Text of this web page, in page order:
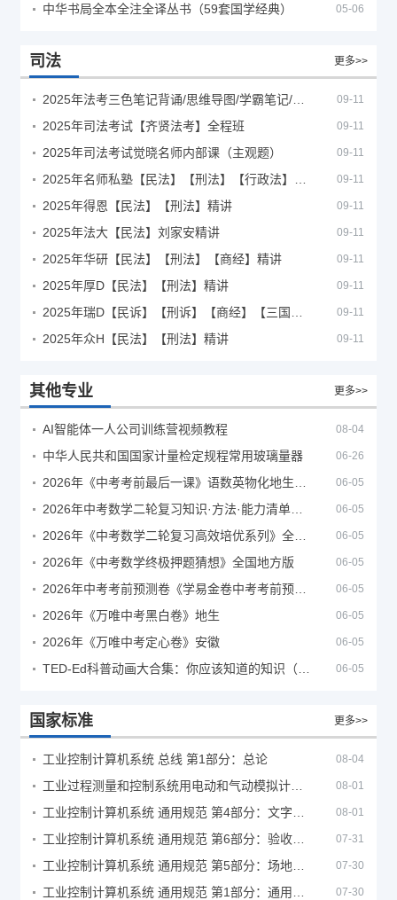
中华书局全本全注全译丛书（59套国学经典） 05-06
司法 更多>>
09-11
2025年司法考试【齐贤法考】全程班 09-11
2025年司法考试觉晓名师内部课（主观题） 09-11
09-11
2025年得恩【民法】【刑法】精讲 09-11
2025年法大【民法】刘家安精讲 09-11
2025年华研【民法】【刑法】【商经】精讲 09-11
2025年厚D【民法】【刑法】精讲 09-11
09-11
2025年众H【民法】【刑法】精讲 09-11
其他专业 更多>>
AI智能体一人公司训练营视频教程 08-04
中华人民共和国国家计量检定规程常用玻璃量器 06-26
06-05
06-05
06-05
2026年《中考数学终极押题猜想》全国地方版 06-05
06-05
2026年《万唯中考黑白卷》地生 06-05
2026年《万唯中考定心卷》安徽 06-05
06-05
国家标准 更多>>
工业控制计算机系统 总线 第1部分：总论 08-04
08-01
08-01
07-31
07-30
07-30